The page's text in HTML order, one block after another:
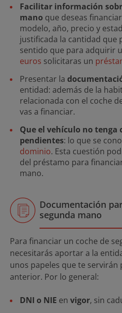
Facilitar información
mano que deseas
modelo, año, precio y
justificada la cantidad que
sentido que para adquirir
euros solicitaras un
Presentar la
entidad: además de la
relacionada con el coche
vas a financiar.
Que el vehículo no tenga
pendientes: lo que se
dominio. Esta cuestión
del préstamo para
mano.
Documentación
segunda mano
Para financiar un coche de
necesitarás aportar a la
unos papeles que te
anterior. Por lo general:
DNI o NIE en vigor, sin